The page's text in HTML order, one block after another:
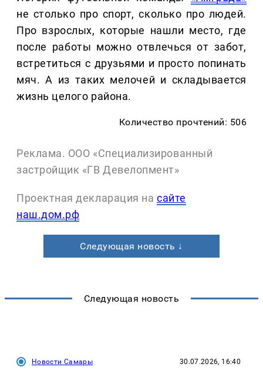
не столько про спорт, сколько про людей.
Про взрослых, которые нашли место, где
после работы можно отвлечься от забот,
встретиться с друзьями и просто попинать
мяч. А из таких мелочей и складывается
жизнь целого района.
Количество прочтений: 506
Реклама. ООО «Специализированный
застройщик «ГВ Девелопмент»
Проектная декларация на сайте
наш.дом.рф
Следующая новость ↓
Следующая новость
Новости Самары 30.07.2026, 16:40